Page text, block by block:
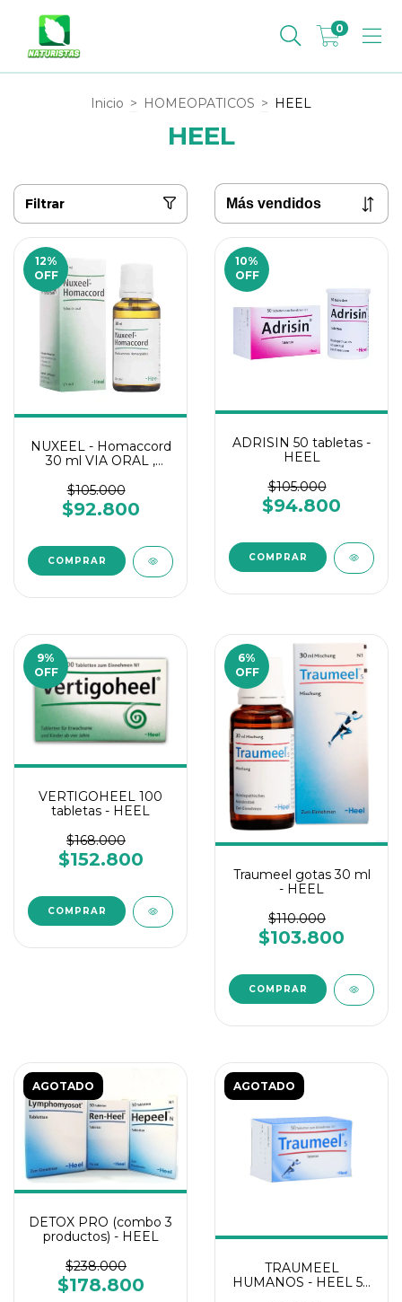
0
Inicio > HOMEOPATICOS > HEEL
HEEL
Filtrar
12%
OFF
NUXEEL - Homaccord
30 ml VIA ORAL ,
$105.000
$92.800
10%
OFF
ADRISIN 50 tabletas -
HEEL
$105.000
$94.800
9%
OFF
VERTIGOHEEL 100
tabletas - HEEL
$168.000
$152.800
6%
OFF
Traumeel gotas 30 ml
- HEEL
$110.000
$103.800
AGOTADO
DETOX PRO (combo 3
productos) - HEEL
$238.000
$178.800
AGOTADO
TRAUMEEL
HUMANOS - HEEL 50